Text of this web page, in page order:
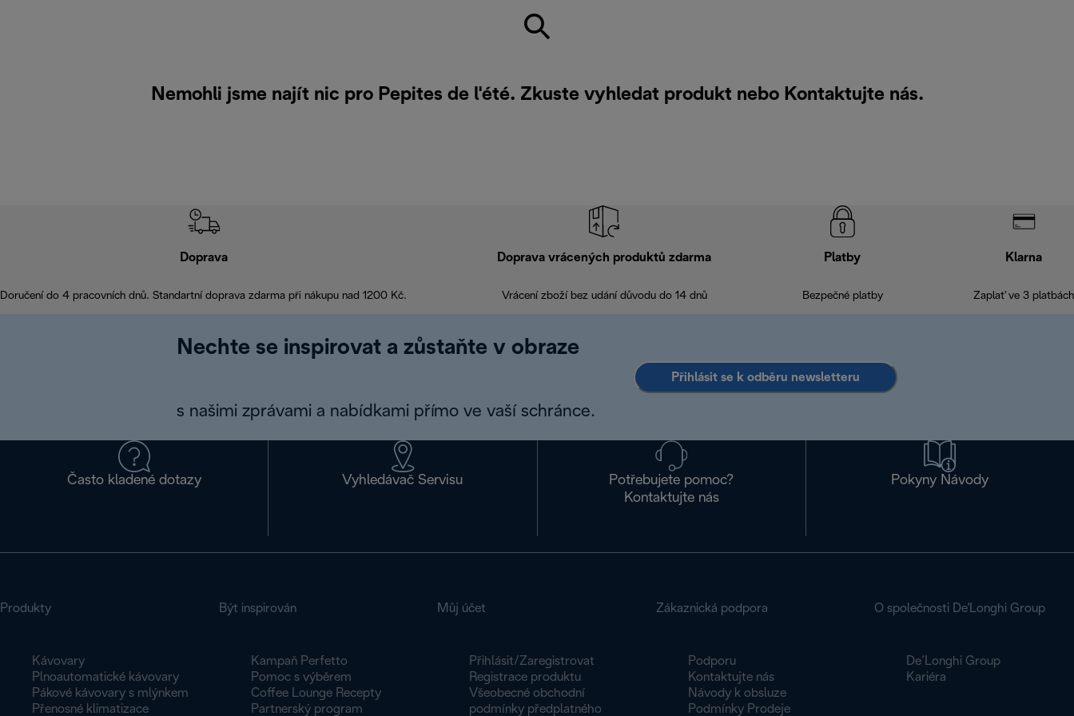
Nemohli jsme najít nic pro Pepites de l'été. Zkuste vyhledat produkt nebo Kontaktujte nás.
Doprava
Doručení do 4 pracovních dnů. Standartní doprava zdarma při nákupu nad 1200 Kč.
Doprava vrácených produktů zdarma
Vrácení zboží bez udání důvodu do 14 dnů
Platby
Bezpečné platby
Klarna
Zaplať ve 3 platbách
Nechte se inspirovat a zůstaňte v obraze
s našimi zprávami a nabídkami přímo ve vaší schránce.
Přihlásit se k odběru newsletteru
Často kladené dotazy Vyhledávač Servisu
Potřebujete pomoc?
Kontaktujte nás
Pokyny Návody
Produkty
Kávovary
Plnoautomatické kávovary
Pákové kávovary s mlýnkem
Přenosné klimatizace
Být inspirován
Kampaň Perfetto
Pomoc s výběrem
Coffee Lounge Recepty
Partnerský program
Můj účet
Přihlásit/Zaregistrovat
Registrace produktu
Všeobecné obchodní
podmínky předplatného
Zákaznická podpora
Podporu
Kontaktujte nás
Návody k obsluze
Podmínky Prodeje
O společnosti De'Longhi Group
De’Longhi Group
Kariéra